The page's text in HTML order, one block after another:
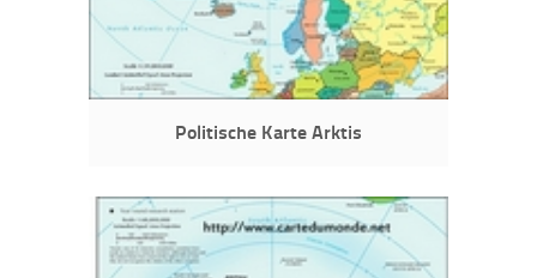
Politische Karte Arktis